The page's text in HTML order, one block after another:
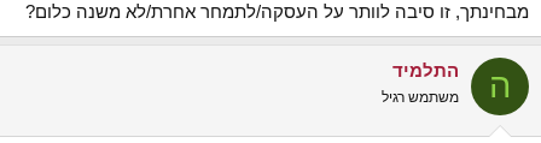
מבחינתך, זו סיבה לוותר על העסקה/לתמחר אחרת/לא משנה כלום?
ה התלמיד
משתמש רגיל